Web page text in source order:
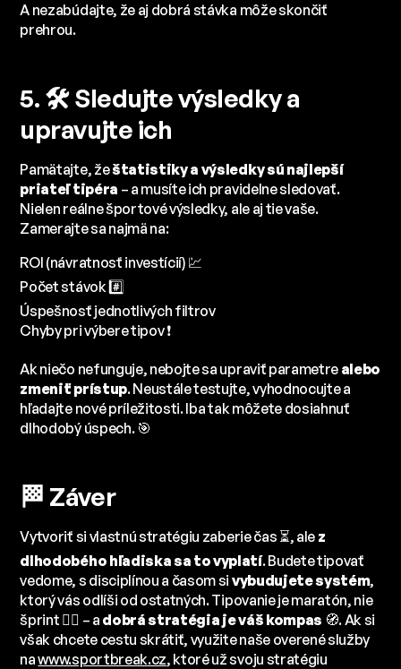
A nezabúdajte, že aj dobrá stávka môže skončiť
prehrou.
5. 🛠️ Sledujte výsledky a
upravujte ich
Pamätajte, žeštatistiky a výsledky sú najlepší
priateľ tipéra – a musíte ich pravidelne sledovať.
Nielen reálne športové výsledky, ale aj tie vaše.
Zamerajte sa najmä na:
ROI (návratnosť investícií) 💹
Počet stávok #️⃣
Úspešnosť jednotlivých filtrov
Chyby pri výbere tipov ❗
Ak niečo nefunguje, nebojte sa upraviť parametre alebo
zmeniť prístup. Neustále testujte, vyhodnocujte a
hľadajte nové príležitosti. Iba tak môžete dosiahnuť
dlhodobý úspech. 🎯
🏁 Záver
Vytvoriť si vlastnú stratégiu zaberie čas ⏳, ale z
dlhodobého hľadiska sa to vyplatí. Budete tipovať
vedome, s disciplínou a časom si vybudujete systém,
ktorý vás odlíši od ostatných. Tipovanie je maratón, nie
šprint 🏃‍♂️ – a dobrá stratégia je váš kompas 🧭. Ak si
však chcete cestu skrátiť, využite naše overené služby
nawww.sportbreak.cz, ktoré už svoju stratégiu